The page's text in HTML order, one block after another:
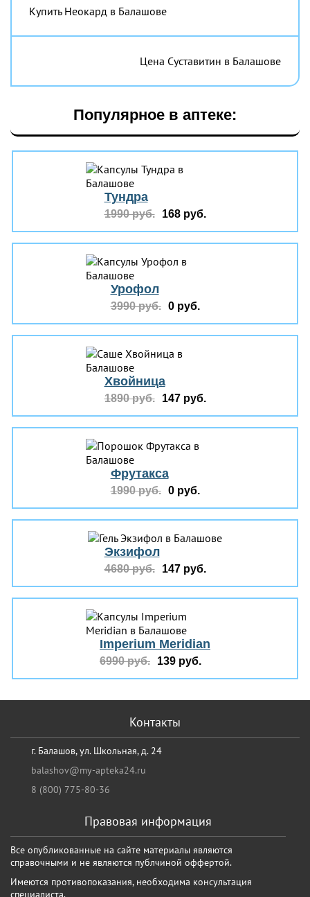
Купить Неокард в Балашове
Цена Суставитин в Балашове
Популярное в аптеке:
Тундра
1990 руб. 168 руб.
Урофол
3990 руб. 0 руб.
Хвойница
1890 руб. 147 руб.
Фрутакса
1990 руб. 0 руб.
Экзифол
4680 руб. 147 руб.
Imperium Meridian
6990 руб. 139 руб.
Правовая информация
Все опубликованные на сайте материалы являются
справочными и не являются публчиной оффертой.
Имеются противопоказания, необходима консультация
специалиста.
Контакты
г. Балашов, ул. Школьная, д. 24
balashov@my-apteka24.ru
8 (800) 775-80-36